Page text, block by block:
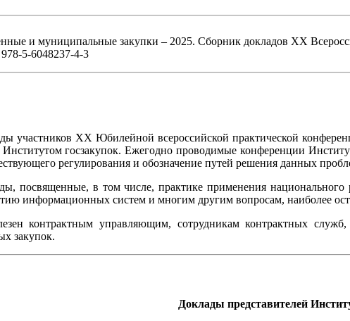
и муниципальные закупки – 2025. Сборник докладов XX
5-6048237-4-3
участников XX Юбилейной всероссийской практической
госзакупок. Ежегодно проводимые конференции
регулирования и обозначение путей решения данных
посвященные, в том числе, практике применения национального
информационных систем и многим другим вопросам, наиболее
контрактным управляющим, сотрудникам контрактных
закупок.
Доклады представителей